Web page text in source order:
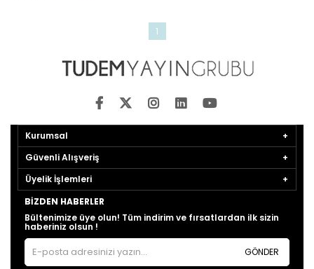
1
Kurumsal
Güvenli Alışveriş
Üyelik İşlemleri
BIZDEN HABERLER
Bültenimize üye olun! Tüm indirim ve fırsatlardan ilk sizin
haberiniz olsun !
GÖNDER